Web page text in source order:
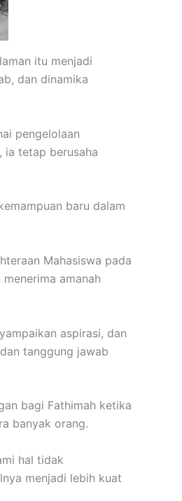
itu menjadi
dan dinamika
pengelolaan
ia tetap berusaha
baru dalam
Mahasiswa pada
amanah
aspirasi, dan
tanggung jawab
bagi Fathimah ketika
banyak orang.
hal tidak
menjadi lebih kuat